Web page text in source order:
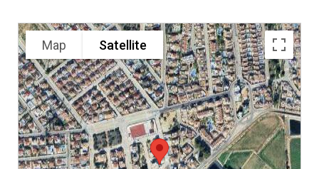
Map Satellite